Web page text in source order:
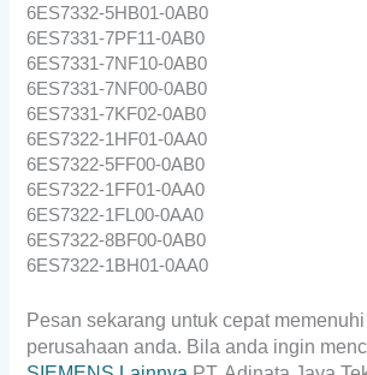
6ES7332-5HB01-0AB0
6ES7331-7PF11-0AB0
6ES7331-7NF10-0AB0
6ES7331-7NF00-0AB0
6ES7331-7KF02-0AB0
6ES7322-1HF01-0AA0
6ES7322-5FF00-0AB0
6ES7322-1FF01-0AA0
6ES7322-1FL00-0AA0
6ES7322-8BF00-0AB0
6ES7322-1BH01-0AA0
Pesan sekarang untuk cepat
perusahaan anda. Bila anda ingin